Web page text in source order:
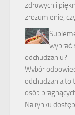
zdrowych i
zrozumienie,
wybrać
odchudzaniu?
Wybór
odchudzania to
osób
Na rynku